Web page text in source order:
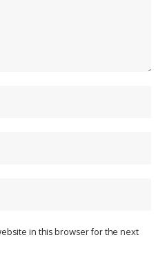
in this browser for the next